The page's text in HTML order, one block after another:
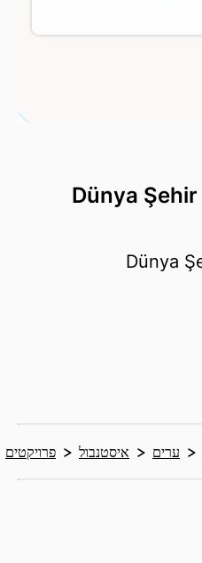
ערים איסטנבול פרויקטים